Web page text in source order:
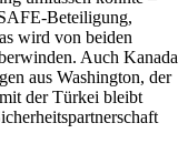
Beteiligung,
wird von beiden
Auch Kanada
aus Washington, der
der Türkei bleibt